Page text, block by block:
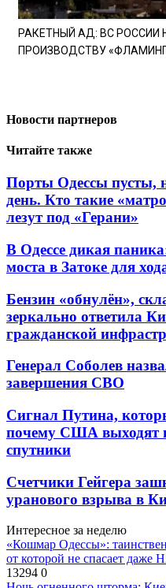
РАКЕТНЫЙ АД: ВС РОССИИ
ПРОИЗВОДСТВУ
Новости партнеров
Читайте также
Порты Одессы пусты,
день. Кто такие
лезут под «Герани»
В Одессе дикая
моста в Затоке для
Бензин «обнулён»,
зеркально ответила
гражданской
Генерал Соболев
завершения СВО
Сигнал Путина,
почему США выходят
спутники
Счетчики Гейгера
уранового взрыва в
Интересное за неделю
«Кошмар Одессы»:
от которой не спасает даже
13294 0